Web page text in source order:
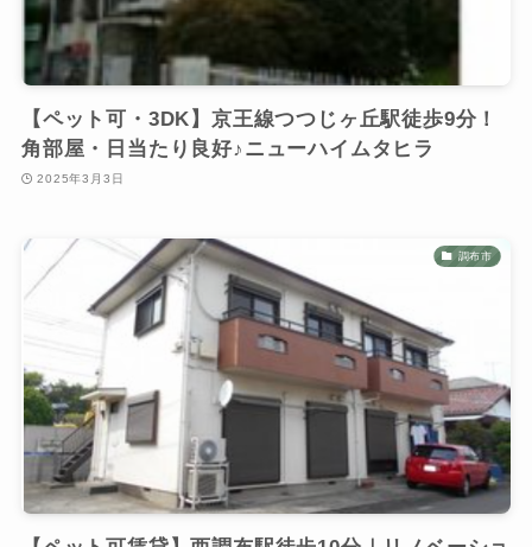
【ペット可・3DK】京王線つつじヶ丘駅徒歩9分！
角部屋・日当たり良好♪ニューハイムタヒラ
2025年3月3日
調布市